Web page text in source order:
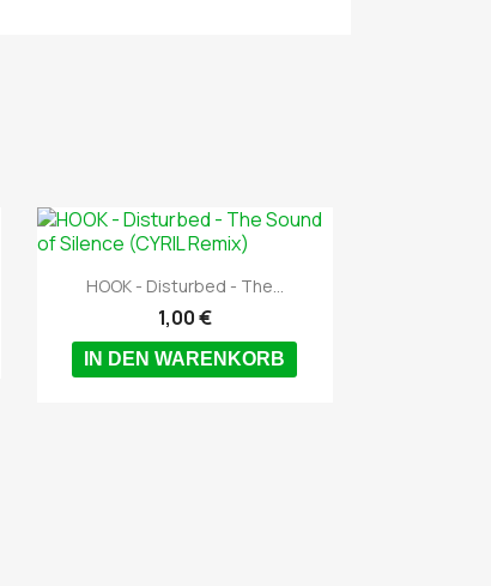
 Vorschau
HOOK - Disturbed - The...
1,00 €
IN DEN WARENKORB